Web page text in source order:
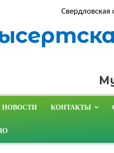
Свердловская
НОВОСТИ КОНТАКТЫ